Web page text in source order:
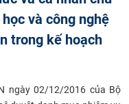
và công nghệ
trong kế hoạch
ngày 02/12/2016 của Bộ